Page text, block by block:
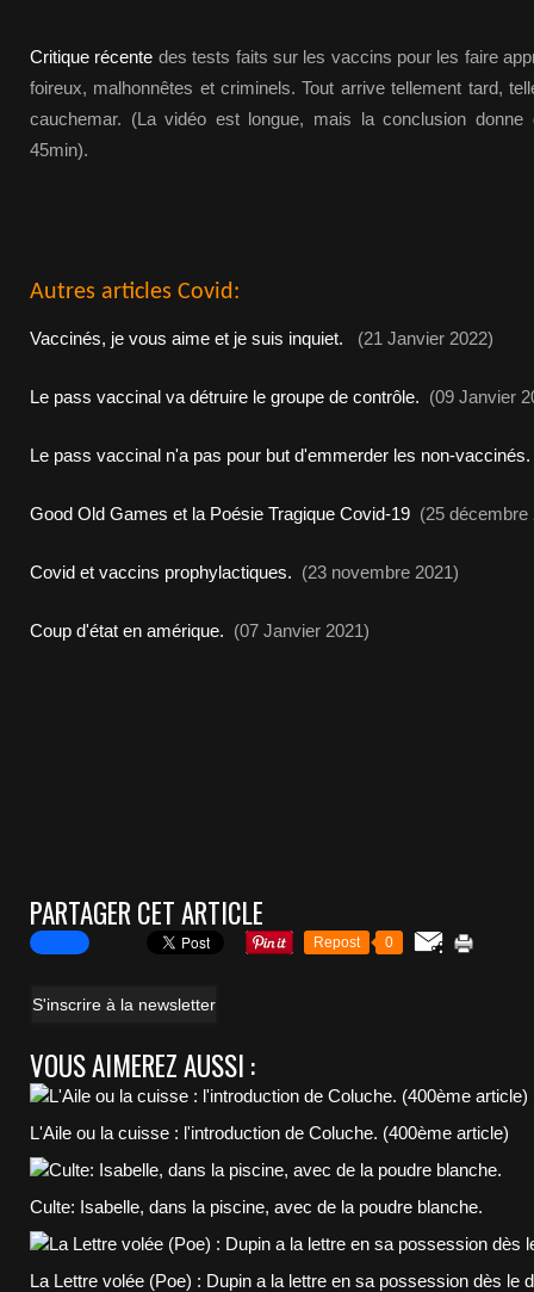
Critique récente des tests faits sur les vaccins pour les faire
foireux, malhonnêtes et criminels. Tout arrive tellement tard,
cauchemar. (La vidéo est longue, mais la conclusion
45min).
Autres articles Covid:
Vaccinés, je vous aime et je suis inquiet. (21 Janvier 2022)
Le pass vaccinal va détruire le groupe de contrôle. (09 Janvier
Le pass vaccinal n'a pas pour but d'emmerder les non-vaccinés.
Good Old Games et la Poésie Tragique Covid-19 (25 décembre
Covid et vaccins prophylactiques. (23 novembre 2021)
Coup d'état en amérique. (07 Janvier 2021)
PARTAGER CET ARTICLE
Repost 0
S'inscrire à la newsletter
VOUS AIMEREZ AUSSI :
L'Aile ou la cuisse : l'introduction de Coluche. (400ème article)
Culte: Isabelle, dans la piscine, avec de la poudre blanche.
La Lettre volée (Poe) : Dupin a la lettre en sa possession dès le